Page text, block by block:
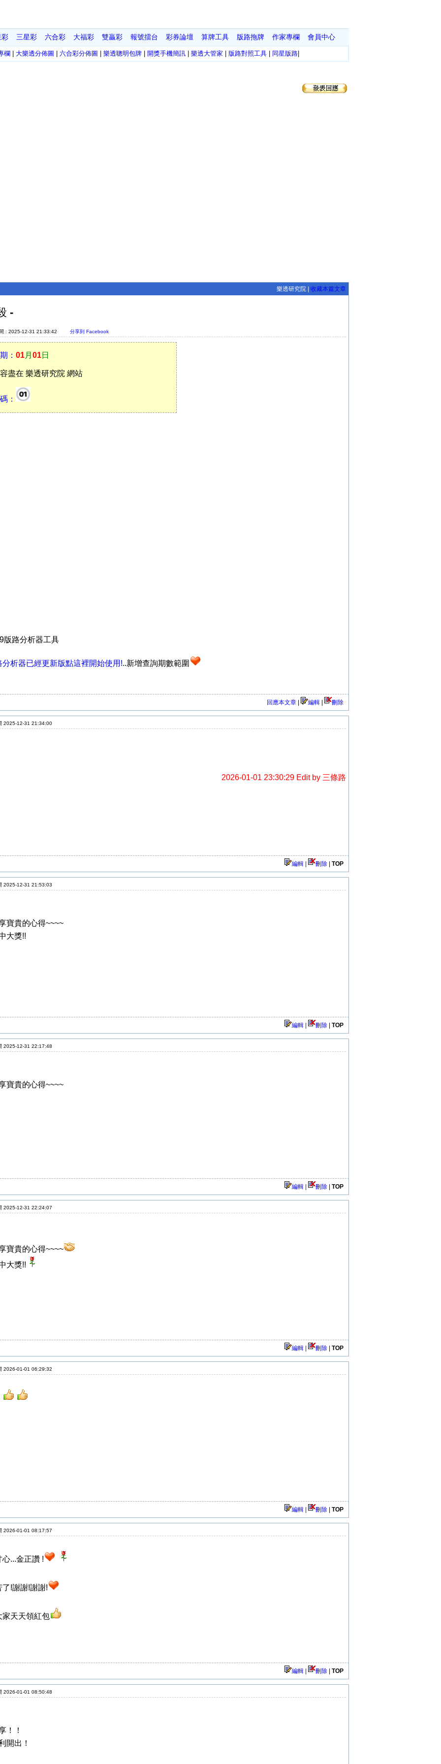
彩 三星彩 六合彩 大福彩 雙贏彩 報號擂台 彩券論壇 算牌工具 版路拖牌 作家專欄 會員中心
欄 大樂透分佈圖 六合彩分佈圖 樂透聰明包牌| 開獎手機簡訊| 樂透大管家 版路對照工具| 同星版路|
樂透研究院 | 收藏本篇文章
-
: 2025-12-31 21:33:42 分享到 Facebook
： 01月 01日
盡在 樂透研究院 網站
：
版路分析器工具
分析器已經更新版點這裡開始使用!..新增查詢期數範圍
回應本文章 編輯 刪除
2025-12-31 21:34:00
2026-01-01 23:30:29 Edit by 三條路
編輯 | 刪除 TOP
2025-12-31 21:53:03
寶貴的心得~~~~
大獎!!
編輯 | 刪除 TOP
2025-12-31 22:17:48
寶貴的心得~~~~
編輯 | 刪除 TOP
2025-12-31 22:24:07
寶貴的心得~~~~
大獎!!
編輯 | 刪除 TOP
2026-01-01 06:29:32
編輯 | 刪除 TOP
2026-01-01 08:17:57
心...金正讚 !
了!謝謝!謝謝!
家天天領紅包
編輯 | 刪除 TOP
2026-01-01 08:50:48
！！
開出！